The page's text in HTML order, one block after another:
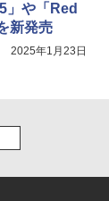
」や「Red
新発売
2025年1月23日